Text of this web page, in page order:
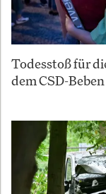
Todesstoß für
dem CSD-